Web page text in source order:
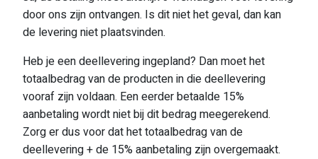
door ons zijn ontvangen. Is dit niet het geval, dan kan
de levering niet plaatsvinden.
Heb je een deellevering ingepland? Dan moet het
totaalbedrag van de producten in die deellevering
vooraf zijn voldaan. Een eerder betaalde 15%
aanbetaling wordt niet bij dit bedrag meegerekend.
Zorg er dus voor dat het totaalbedrag van de
deellevering + de 15% aanbetaling zijn overgemaakt.